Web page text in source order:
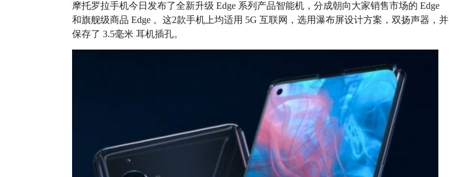
摩托罗拉手机今日发布了全新升级 Edge 系列产品智能机，分成朝向大家销售市场的 Edge
和旗舰级商品 Edge 。这2款手机上均适用 5G 互联网，选用瀑布屏设计方案，双扬声器，并
保存了 3.5毫米 耳机插孔。